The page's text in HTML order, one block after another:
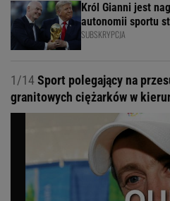
Król Gianni jest
autonomii sportu
SUBSKRYPCJA
1/14Sport polegający na
granitowych ciężarków w